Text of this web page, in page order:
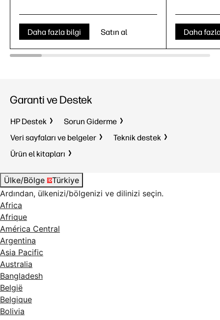
Daha fazla bilgi Satın al Daha
Garanti ve Destek
HP Destek
Sorun Giderme
Veri sayfaları ve belgeler
Teknik destek
Ürün el kitapları
Ülke/Bölge
Türkiye
Ardından, ülkenizi/bölgenizi ve dilinizi seçin.
Africa
Afrique
América Central
Argentina
Asia Pacific
Australia
Bangladesh
België
Belgique
Bolivia